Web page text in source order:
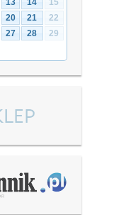
13 14
15
20 21
22
27 28
29